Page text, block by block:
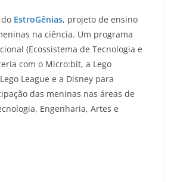
EstroGênias, projeto de ensino
na ciência. Um programa
(Ecossistema de Tecnologia e
com o Micro:bit, a Lego
League e a Disney para
das meninas nas áreas de
Engenharia, Artes e